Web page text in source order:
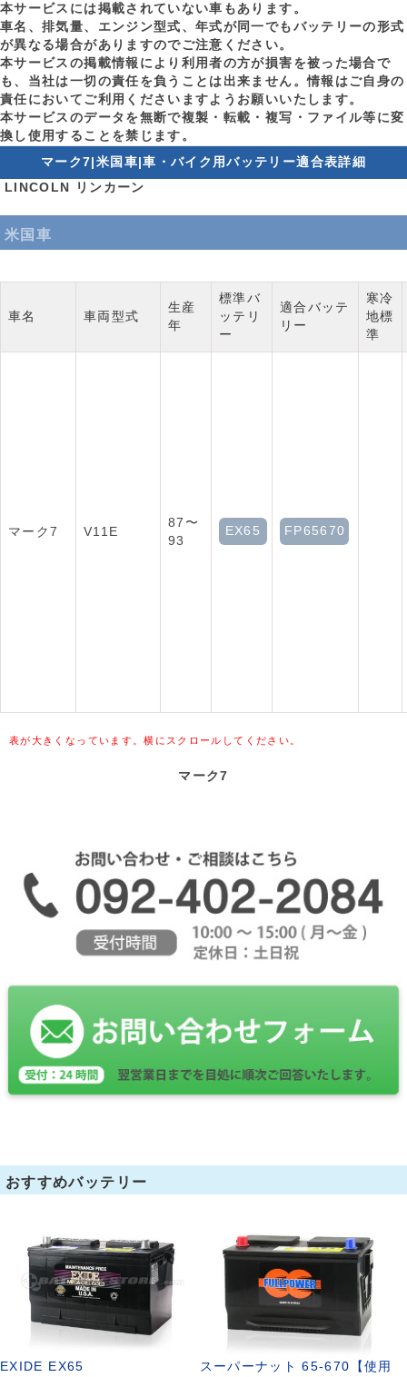
本サービスには掲載されていない車もあります。
車名、排気量、エンジン型式、年式が同一でもバッテリーの形式
が異なる場合がありますのでご注意ください。
本サービスの掲載情報により利用者の方が損害を被った場合で
も、当社は一切の責任を負うことは出来ません。情報はご自身の
責任においてご利用くださいますようお願いいたします。
本サービスのデータを無断で複製・転載・複写・ファイル等に変
換し使用することを禁じます。
マーク7|米国車|車・バイク用バッテリー適合表詳細
LINCOLN リンカーン
米国車
車名 車両型式
生産
年
標準バ
ッテリ
ー
適合バッテ
リー
寒冷
地標
準
マーク7 V11E
87〜
93
EX65 FP65670
表が大きくなっています。横にスクロールしてください。
マーク7
おすすめバッテリー
EXIDE EX65 スーパーナット 65-670【使用